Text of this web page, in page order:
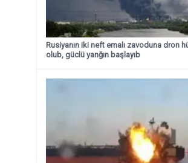
Rusiyanın iki neft emalı zavoduna dron
olub, güclü yanğın başlayıb